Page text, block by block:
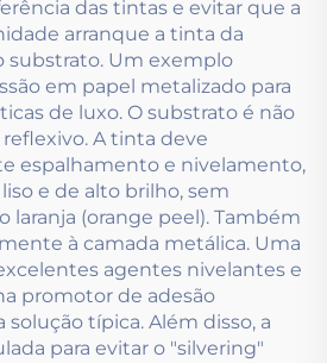
das tintas e evitar que a
arranque a tinta da
substrato. Um exemplo
em papel metalizado para
de luxo. O substrato é não
A tinta deve
espalhamento e nivelamento,
e de alto brilho, sem
laranja (orange peel). Também
à camada metálica. Uma
agentes nivelantes e
promotor de adesão
típica. Além disso, a
para evitar o "silvering"